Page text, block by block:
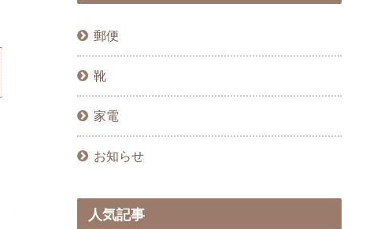
郵便
靴
家電
お知らせ
人気記事